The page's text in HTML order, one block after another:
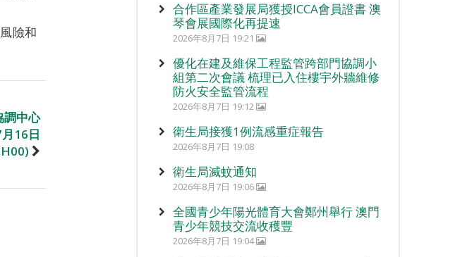
險和
調中心
16日
合作區產業發展局獲授ICCA會員證書 澳
琴會展國際化再提速
2026年8月7日 19:21
優化在建及維保工程監管跨部門協調小
組第二次會議 梳理已入住樓宇外牆維修
防火安全監管流程
2026年8月7日 19:12
衛生局接獲1例流感重症報告
2026年8月7日 19:08
衛生局滅蚊通知
2026年8月7日 19:06
全國青少年陽光體育大會鄭州舉行 澳門
青少年競技交流收穫豐
2026年8月7日 19:04